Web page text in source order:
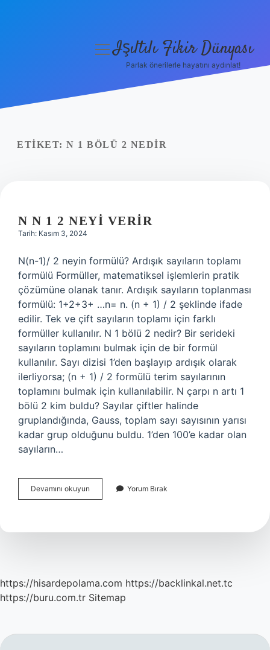
Yasal Uyarı
menüyüIşıltılı Fikir Dünyası
Parlak önerilerle hayatını aydınlat!
ETIKET: N 1 BÖLÜ 2 NEDIR
N N 1 2 NEYI VERIR
Tarih: Kasım 3, 2024
N(n-1)/ 2 neyin formülü? Ardışık sayıların toplamı
formülü Formüller, matematiksel işlemlerin pratik
çözümüne olanak tanır. Ardışık sayıların toplanması
formülü: 1+2+3+ …n= n. (n + 1) / 2 şeklinde ifade
edilir. Tek ve çift sayıların toplamı için farklı
formüller kullanılır. N 1 bölü 2 nedir? Bir serideki
sayıların toplamını bulmak için de bir formül
kullanılır. Sayı dizisi 1’den başlayıp ardışık olarak
ilerliyorsa; (n + 1) / 2 formülü terim sayılarının
toplamını bulmak için kullanılabilir. N çarpı n artı 1
bölü 2 kim buldu? Sayılar çiftler halinde
gruplandığında, Gauss, toplam sayı sayısının yarısı
kadar grup olduğunu buldu. 1’den 100’e kadar olan
sayıların…
Devamını okuyun
N
Neyi
Yorum Bırak
https://hisardepolama.com https://backlinkal.net.tc
https://buru.com.tr Sitemap